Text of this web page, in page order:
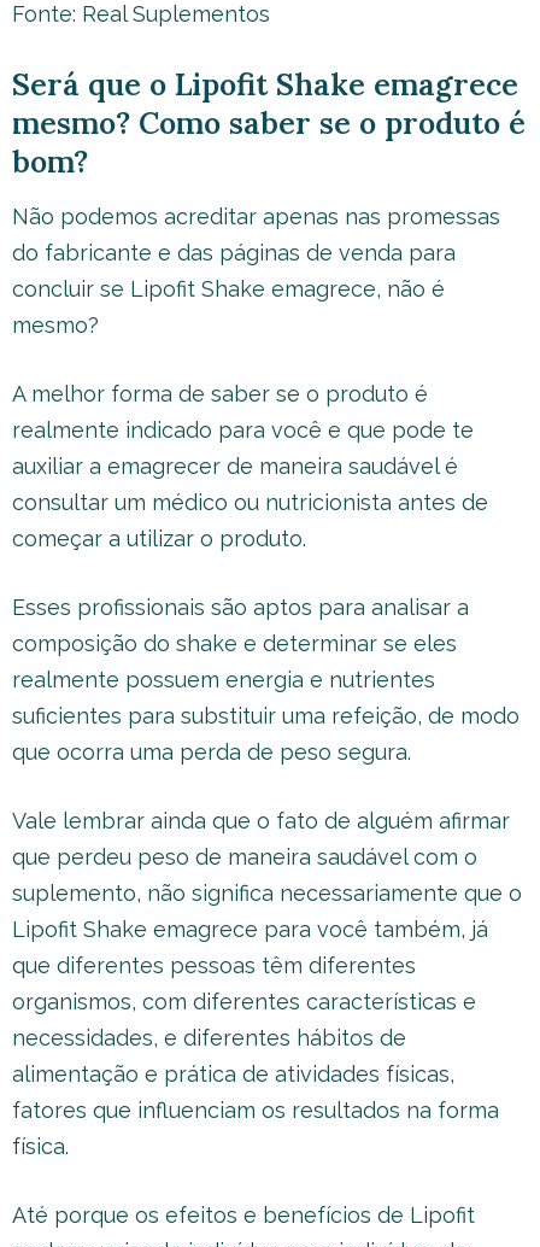
Fonte: Real Suplementos
Será que o Lipofit Shake emagrece
mesmo? Como saber se o produto é
bom?
Não podemos acreditar apenas nas promessas
do fabricante e das páginas de venda para
concluir se Lipofit Shake emagrece, não é
mesmo?
A melhor forma de saber se o produto é
realmente indicado para você e que pode te
auxiliar a emagrecer de maneira saudável é
consultar um médico ou nutricionista antes de
começar a utilizar o produto.
Esses profissionais são aptos para analisar a
composição do shake e determinar se eles
realmente possuem energia e nutrientes
suficientes para substituir uma refeição, de modo
que ocorra uma perda de peso segura.
Vale lembrar ainda que o fato de alguém afirmar
que perdeu peso de maneira saudável com o
suplemento, não significa necessariamente que o
Lipofit Shake emagrece para você também, já
que diferentes pessoas têm diferentes
organismos, com diferentes características e
necessidades, e diferentes hábitos de
alimentação e prática de atividades físicas,
fatores que influenciam os resultados na forma
física.
Até porque os efeitos e benefícios de Lipofit